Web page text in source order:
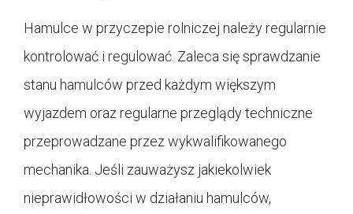
Hamulce w przyczepie rolniczej należy regularnie
kontrolować i regulować. Zaleca się sprawdzanie
stanu hamulców przed każdym większym
wyjazdem oraz regularne przeglądy techniczne
przeprowadzane przez wykwalifikowanego
mechanika. Jeśli zauważysz jakiekolwiek
nieprawidłowości w działaniu hamulców,